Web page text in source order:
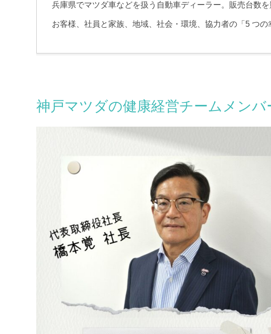
兵庫県でマツダ車などを扱う自動車ディーラー。販売台数
お客様、社員と家族、地域、社会・環境、協力者の「5 つ
神戸マツダの健康経営チームメンバ